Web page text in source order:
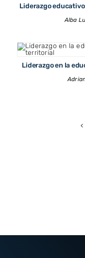
Liderazgo
Alba
Liderazgo en la